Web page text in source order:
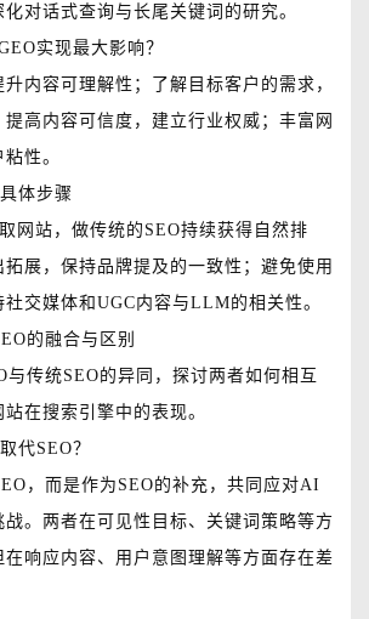
对话式查询与长尾关键词的研究。
实现最大影响？
内容可理解性；了解目标客户的需求，
高内容可信度，建立行业权威；丰富网
性。
体步骤
网站，做传统的SEO持续获得自然排
展，保持品牌提及的一致性；避免使用
社交媒体和UGC内容与LLM的相关性。
的融合与区别
与传统SEO的异同，探讨两者如何相互
在搜索引擎中的表现。
代SEO？
，而是作为SEO的补充，共同应对AI
。两者在可见性目标、关键词策略等方
响应内容、用户意图理解等方面存在差